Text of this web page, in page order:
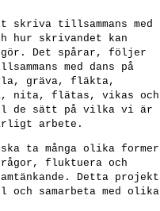
skriva tillsammans med
hur skrivandet kan
Det spårar, följer
med dans på
gräva, fläkta,
nita, flätas, vikas och
de sätt på vilka vi är
arbete.
ta många olika former
fluktuera och
Detta projekt
samarbeta med olika